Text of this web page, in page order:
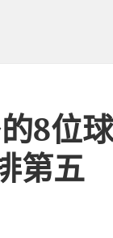
8位
第五